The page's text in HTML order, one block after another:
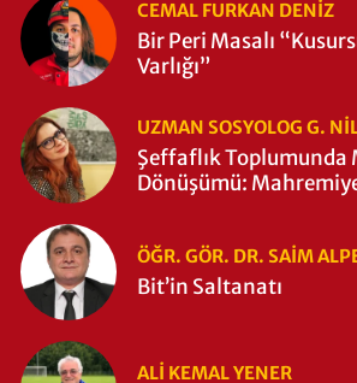
CEMAL FURKAN DENİZ
Bir Peri Masalı
Varlığı”
UZMAN SOSYOLOG G.
Şeffaflık
Dönüşümü:
ÖĞR. GÖR. DR. SAIM
Bit’in Saltanatı
ALI KEMAL YENER